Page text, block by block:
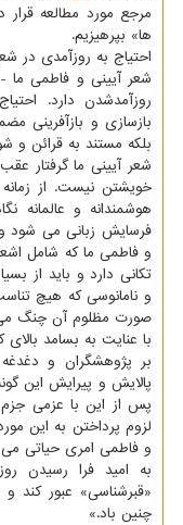
مرجع مورد مطالعه
ها» بپرهیزیم.
احتیاج به روزآمدی در
شعر آیینی و فاطمی
روزآمدشدن دارد.
بازسازی و بازآفرینی
بلکه مستند به قرائن و
شعر آیینی ما گرفتار
خویشتن نیست. از
هوشمندانه و عالمانه
فرسایش زبانی می شود و
و فاطمی ما که شامل
تکانی دارد و باید از
و نامانوسی که هیچ
صورت مظلوم آن چنگ
با عنایت به بسامد
بر پژوهشگران و
پالایش و پیرایش این
پس از این با عزمی جزم
لزوم پرداختن به این
و فاطمی امری حیاتی می
به امید فرا رسیدن
«قبرشناسی» عبور کند
چنین باد.»